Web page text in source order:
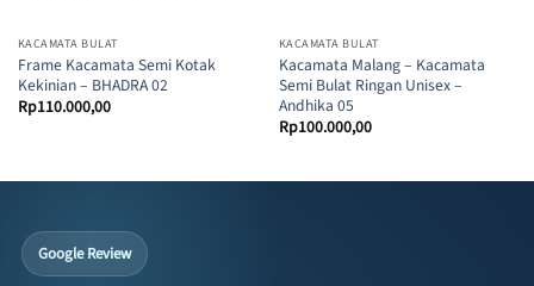
KACAMATA BULAT
Frame Kacamata Semi Kotak
Kekinian – BHADRA 02
Rp110.000,00
KACAMATA BULAT
Kacamata Malang – Kacamata
Semi Bulat Ringan Unisex –
Andhika 05
Rp100.000,00
Google Review